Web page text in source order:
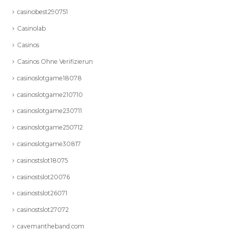
casinobest290751
Casinolab
Casinos
Casinos Ohne Verifizierun
casinoslotgame18078
casinoslotgame210710
casinoslotgame230711
casinoslotgame250712
casinoslotgame30817
casinostslot18075
casinostslot20076
casinostslot26071
casinostslot27072
cavemantheband.com